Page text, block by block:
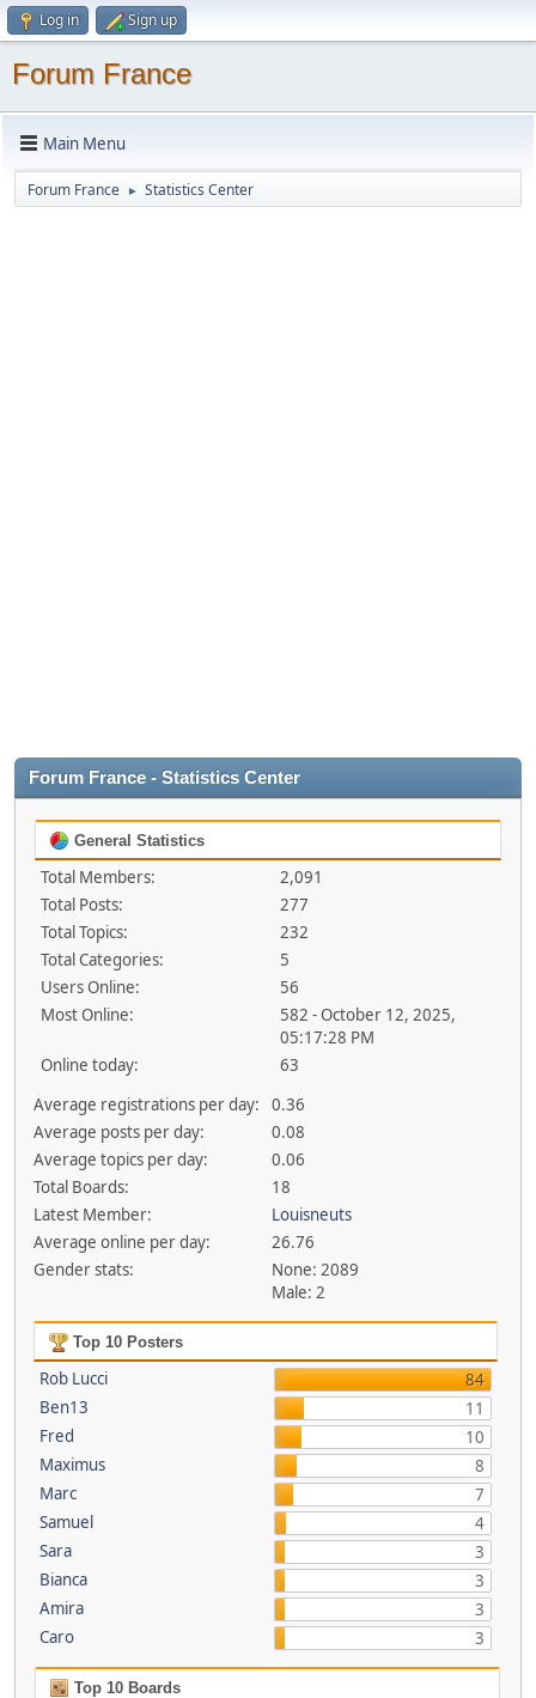
Log in Sign up
Forum France
Main Menu
Forum France ► Statistics Center
Forum France - Statistics Center
General Statistics
Total Members:
2,091
Total Posts:
277
Total Topics:
232
Total Categories:
5
Users Online:
56
Most Online:
582 - October 12, 2025,
05:17:28 PM
Online today:
63
Average registrations per day:
0.36
Average posts per day:
0.08
Average topics per day:
0.06
Total Boards:
18
Latest Member:
Louisneuts
Average online per day:
26.76
Gender stats:
None: 2089
Male: 2
Top 10 Posters
Rob Lucci
84
Ben13
11
Fred
10
Maximus
8
Marc
7
Samuel
4
Sara
3
Bianca
3
Amira
3
Caro
3
Top 10 Boards